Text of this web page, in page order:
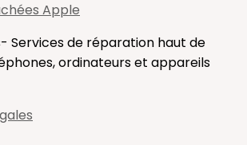
Apple
Services de réparation haut de
ordinateurs et appareils